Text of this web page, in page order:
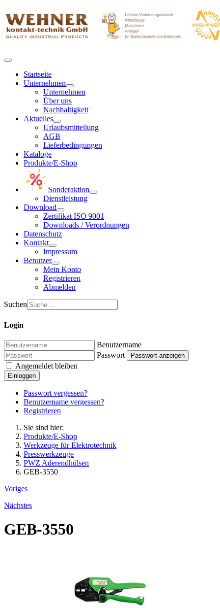
Startseite
Unternehmen
Unternehmen
Über uns
Nachhaltigkeit
Aktuelles
Urlaubsmitteilung
AGB
Lieferbedingungen
Kataloge
Produkte/E-Shop
Sonderaktion
Dienstleistung
Download
Zertifikat ISO 9001
Downloads / Verordnungen
Datenschutz
Kontakt
Impressum
Benutzer
Mein Konto
Registrieren
Abmelden
Suchen
Login
Benutzername
Passwort
Passwort anzeigen
Angemeldet bleiben
Einloggen
Passwort vergessen?
Benutzername vergessen?
Registrieren
Sie sind hier:
Produkte/E-Shop
Werkzeuge für Elektrotechnik
Presswerkzeuge
PWZ Aderendhülsen
GEB-3550
Voriges
Nächstes
GEB-3550